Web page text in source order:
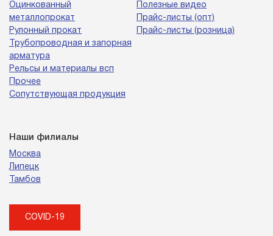
Оцинкованный
металлопрокат
Рулонный прокат
Трубопроводная и запорная
арматура
Рельсы и материалы всп
Прочее
Сопутствующая продукция
Полезные видео
Прайс-листы (опт)
Прайс-листы (розница)
Наши филиалы
Москва
Липецк
Тамбов
COVID-19